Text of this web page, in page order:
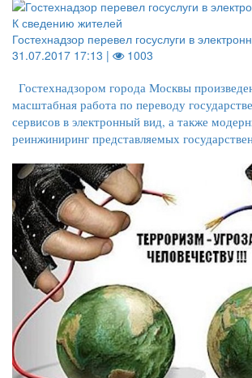
К сведению жителей
Гостехнадзор перевел госуслуги в
31.07.2017 17:13 |
1003
Гостехнадзором города Москвы
масштабная работа по переводу
сервисов в электронный вид, а также
реинжиниринг представляемых